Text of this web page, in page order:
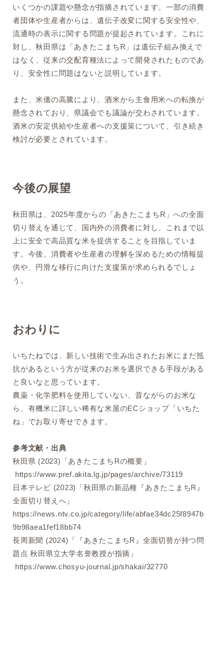
いくつかの課題や懸念が指摘されています。一部の消費
者団体や生産者からは、遺伝子改変に関する安全性や、
流通時の表示に関する問題が提起されています。これに
対し、秋田県は「あきたこまちR」は遺伝子組み換えで
はなく、従来の交配育種法によって開発されたものであ
り、安全性に問題はないと説明しています。
また、米価の高騰により、酒米から主食用米への転換が
懸念されており、県議会でも議論が交わされています。
酒米の安定供給や生産者への支援策について、引き続き
検討が必要とされています。
今後の展望
秋田県は、2025年度からの「あきたこまちR」への全面
切り替えを通じて、国内外の消費者に対し、これまで以
上に安全で高品質な米を提供することを目指していま
す。今後、消費者や生産者の理解を深めるための情報提
供や、円滑な移行に向けた支援策が求められるでしょ
う。
おわりに
いちたねでは、新しい技術で生み出されたお米にまだ抵
抗があるという方が従来のお米を選択できる手段がある
と良いなと思っています。
農薬・化学肥料を使用していない、昔ながらのお米な
ら、有機米に詳しい稀有な米屋のECショップ「いちた
ね」でお取り寄せできます。
参考文献・出典
秋田県 (2023)「あきたこまちRの概要」
https://www.pref.akita.lg.jp/pages/archive/73119
日本テレビ (2023)「秋田県の新品種『あきたこまちR』
全面切り替えへ」
https://news.ntv.co.jp/category/life/abfae34dc25f8947b
9b98aea1fef18bb74
長周新聞 (2024)「『あきたこまちR』全面切替が持つ問
題点 秋田県立大学名誉教授が指摘」
https://www.chosyu-journal.jp/shakai/32770